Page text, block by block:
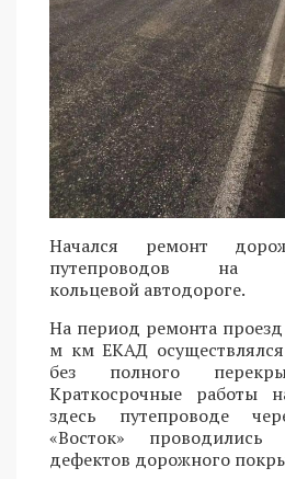
Начался ремонт
путепроводов на
кольцевой автодороге.
На период ремонта
м км ЕКАД
без полного
Краткосрочные работы
здесь путепроводе
«Восток» проводились
дефектов дорожного